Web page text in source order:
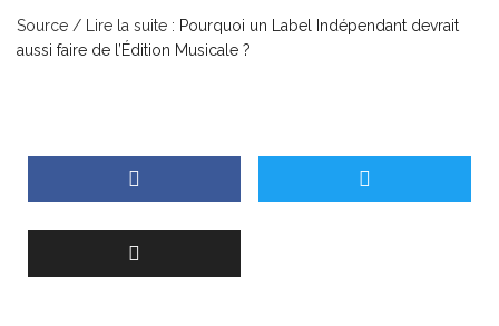
Source / Lire la suite : Pourquoi un Label Indépendant devrait
aussi faire de l’Édition Musicale ?